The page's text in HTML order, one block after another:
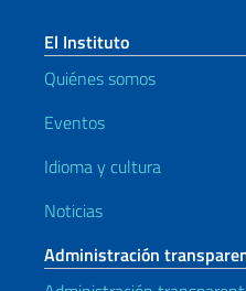
El Instituto
Quiénes somos
Eventos
Idioma y cultura
Noticias
Administración